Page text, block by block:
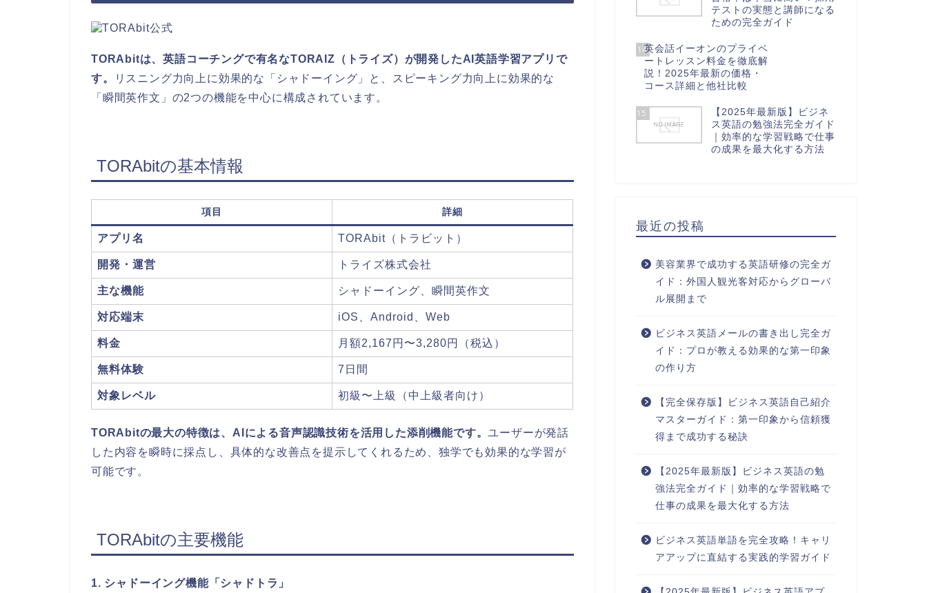
TORAbitは、英語コーチングで有名なTORAIZ（トライズ）が開発したAI英語学習アプリで
す。
リスニング力向上に効果的な「シャドーイング」と、スピーキング力向上に効果的な
「瞬間英作文」の2つの機能を中心に構成されています。
TORAbitの基本情報
項目 詳細
アプリ名 TORAbit（トラビット）
開発・運営 トライズ株式会社
主な機能 シャドーイング、瞬間英作文
対応端末 iOS、Android、Web
料金 月額2,167円〜3,280円（税込）
無料体験 7日間
対象レベル 初級〜上級（中上級者向け）
TORAbitの最大の特徴は、AIによる音声認識技術を活用した添削機能です。ユーザーが発話
した内容を瞬時に採点し、具体的な改善点を提示してくれるため、独学でも効果的な学習が
可能です。
TORAbitの主要機能
1. シャドーイング機能「シャドトラ」
テストの実態と講師になる
ための完全ガイド
14英会話イーオンのプライベ
ートレッスン料金を徹底解
説！2025年最新の価格・
コース詳細と他社比較
15
【2025年最新版】ビジネ
ス英語の勉強法完全ガイド
｜効率的な学習戦略で仕事
の成果を最大化する方法
最近の投稿
美容業界で成功する英語研修の完全ガ
イド：外国人観光客対応からグローバ
ル展開まで
ビジネス英語メールの書き出し完全ガ
イド：プロが教える効果的な第一印象
の作り方
【完全保存版】ビジネス英語自己紹介
マスターガイド：第一印象から信頼獲
得まで成功する秘訣
【2025年最新版】ビジネス英語の勉
強法完全ガイド｜効率的な学習戦略で
仕事の成果を最大化する方法
ビジネス英語単語を完全攻略！キャリ
アアップに直結する実践的学習ガイド